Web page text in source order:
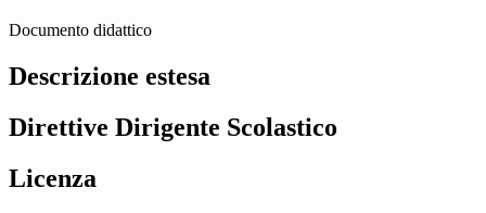
Documento didattico
Descrizione estesa
Direttive Dirigente Scolastico
Licenza